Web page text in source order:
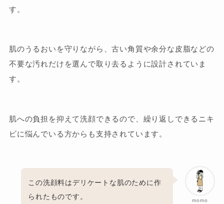
す。
肌のうるおいを守りながら、古い角質や余分な皮脂などの
不要な汚れだけを選んで取り去るように設計されていま
す。
肌への負担を抑えて洗顔できるので、繰り返しできるニキ
ビに悩んでいる方からも支持されています。
momo
この洗顔料はデリケートな肌のために作
られたものです。